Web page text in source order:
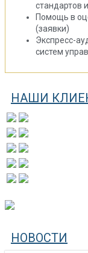
стандартов
Помощь в
(заявки)
Экспресс-
систем
НАШИ
НОВОСТИ